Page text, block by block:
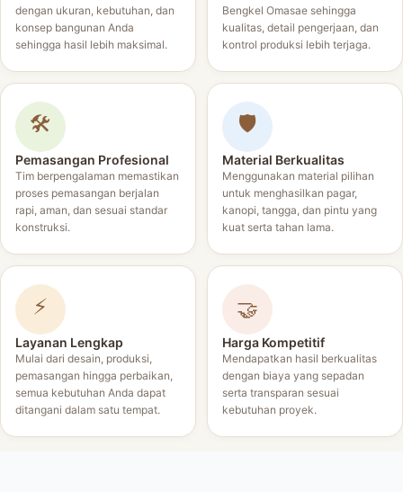
dengan ukuran, kebutuhan, dan
konsep bangunan Anda
sehingga hasil lebih maksimal.
Bengkel Omasae sehingga
kualitas, detail pengerjaan, dan
kontrol produksi lebih terjaga.
🛠️
Pemasangan Profesional
Tim berpengalaman memastikan
proses pemasangan berjalan
rapi, aman, dan sesuai standar
konstruksi.
🛡️
Material Berkualitas
Menggunakan material pilihan
untuk menghasilkan pagar,
kanopi, tangga, dan pintu yang
kuat serta tahan lama.
⚡
Layanan Lengkap
Mulai dari desain, produksi,
pemasangan hingga perbaikan,
semua kebutuhan Anda dapat
ditangani dalam satu tempat.
🤝
Harga Kompetitif
Mendapatkan hasil berkualitas
dengan biaya yang sepadan
serta transparan sesuai
kebutuhan proyek.